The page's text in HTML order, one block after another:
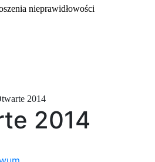
nieprawidłowości
2014
2014